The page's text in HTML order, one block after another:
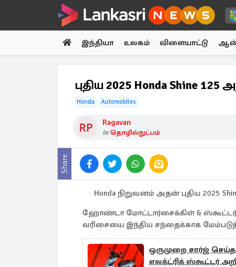
இந்தியா உலகம் விளையாட்டு
புதிய 2025 Honda Shine
Honda Automobiles
Ragavan
in தொழில்நுட்பம்
Share
Honda நிறுவனம் அதன் புதிய 2025
ஹோண்டா மோட்டார்சைக்கிள் & ஸ்கூட்டர்
வரிசையை இந்திய சந்தைக்காக
ஒருமுறை சார்ஜ்
எலக்ட்ரிக் ஸ்கூட்டர்